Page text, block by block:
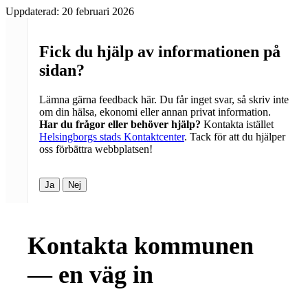
Uppdaterad: 20 februari 2026
Fick du hjälp av informationen på
sidan?
Lämna gärna feedback här. Du får inget svar, så skriv inte
om din hälsa, ekonomi eller annan privat information.
Har du frågor eller behöver hjälp? Kontakta istället
Helsingborgs stads Kontaktcenter. Tack för att du hjälper
oss förbättra webbplatsen!
Ja Nej
Kontakta kommunen
— en väg in